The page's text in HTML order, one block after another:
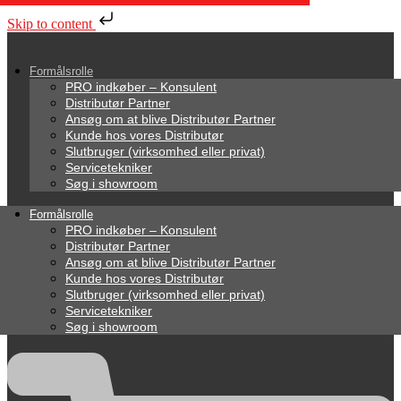
Skip to content
Formålsrolle
PRO indkøber – Konsulent
Distributør Partner
Ansøg om at blive Distributør Partner
Kunde hos vores Distributør
Slutbruger (virksomhed eller privat)
Servicetekniker
Søg i showroom
Formålsrolle
PRO indkøber – Konsulent
Distributør Partner
Ansøg om at blive Distributør Partner
Kunde hos vores Distributør
Slutbruger (virksomhed eller privat)
Servicetekniker
Søg i showroom